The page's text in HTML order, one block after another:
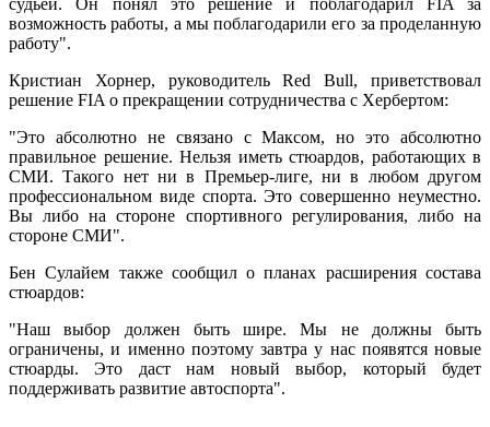
судьей. Он понял это решение и поблагодарил FIA за
возможность работы, а мы поблагодарили его за проделанную
работу".
Кристиан Хорнер, руководитель Red Bull, приветствовал
решение FIA о прекращении сотрудничества с Хербертом:
"Это абсолютно не связано с Максом, но это абсолютно
правильное решение. Нельзя иметь стюардов, работающих в
СМИ. Такого нет ни в Премьер-лиге, ни в любом другом
профессиональном виде спорта. Это совершенно неуместно.
Вы либо на стороне спортивного регулирования, либо на
стороне СМИ".
Бен Сулайем также сообщил о планах расширения состава
стюардов:
"Наш выбор должен быть шире. Мы не должны быть
ограничены, и именно поэтому завтра у нас появятся новые
стюарды. Это даст нам новый выбор, который будет
поддерживать развитие автоспорта".